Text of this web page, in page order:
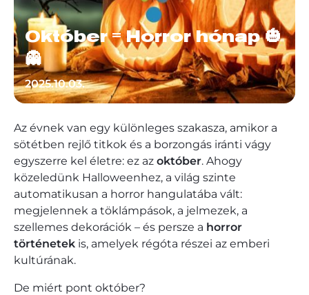
Október = Horror hónap 🎃
👻
2025.10.03.
Az évnek van egy különleges szakasza, amikor a
sötétben rejlő titkok és a borzongás iránti vágy
egyszerre kel életre: ez az október. Ahogy
közeledünk Halloweenhez, a világ szinte
automatikusan a horror hangulatába vált:
megjelennek a töklámpások, a jelmezek, a
szellemes dekorációk – és persze a horror
történetek is, amelyek régóta részei az emberi
kultúrának.
De miért pont október?